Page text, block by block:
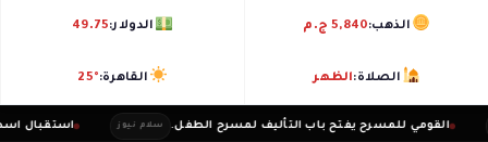
الذهب:5,840 ج.م الدولار:49.75
الصلاة:الظهر القاهرة:25°
القومي للمسرح يفتح باب التأليف لمسرح الطفل. سلام نيوز استقبال